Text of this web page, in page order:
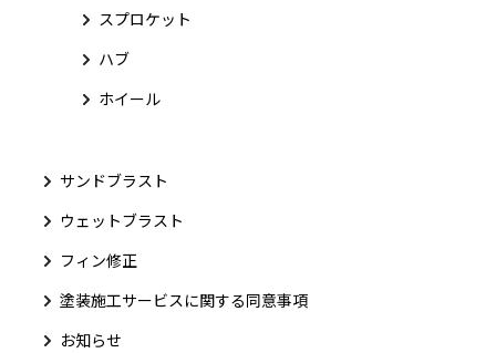
スプロケット
ハブ
ホイール
サンドブラスト
ウェットブラスト
フィン修正
塗装施工サービスに関する同意事項
お知らせ